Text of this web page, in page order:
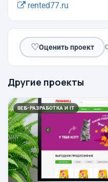
rented77.ru
♡Оценить проект
Другие проекты
ВЕБ-РАЗРАБОТКА И IT